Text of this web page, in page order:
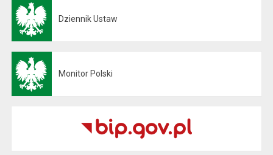
Dziennik Ustaw
Monitor Polski